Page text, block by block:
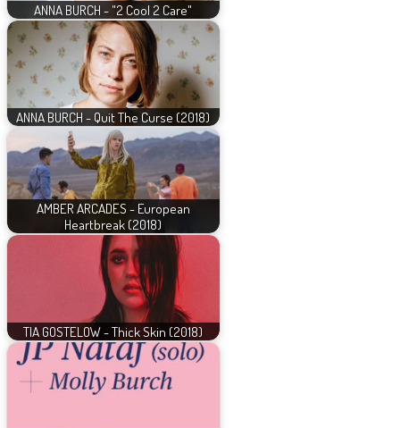
ANNA BURCH - "2 Cool 2 Care"
ANNA BURCH - Quit The Curse (2018)
AMBER ARCADES - European
Heartbreak (2018)
TIA GOSTELOW - Thick Skin (2018)